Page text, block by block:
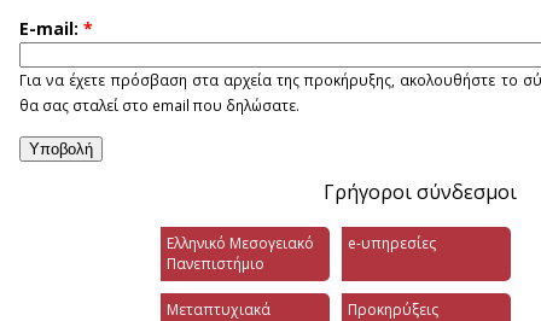
E-mail: *
Για να έχετε πρόσβαση στα αρχεία της προκήρυξης, ακολουθήστε το
θα σας σταλεί στο email που δηλώσατε.
Γρήγοροι σύνδεσμοι
Ελληνικό Μεσογειακό
Πανεπιστήμιο
e-υπηρεσίες
Μεταπτυχιακά Προκηρύξεις